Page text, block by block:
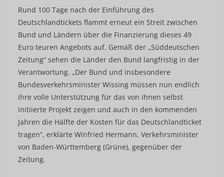
Rund 100 Tage nach der Einführung des
Deutschlandtickets flammt erneut ein Streit zwischen
Bund und Ländern über die Finanzierung dieses 49
Euro teuren Angebots auf. Gemäß der „Süddeutschen
Zeitung“ sehen die Länder den Bund langfristig in der
Verantwortung. „Der Bund und insbesondere
Bundesverkehrsminister Wissing müssen nun endlich
ihre volle Unterstützung für das von ihnen selbst
initiierte Projekt zeigen und auch in den kommenden
Jahren die Hälfte der Kosten für das Deutschlandticket
tragen“, erklärte Winfried Hermann, Verkehrsminister
von Baden-Württemberg (Grüne), gegenüber der
Zeitung.